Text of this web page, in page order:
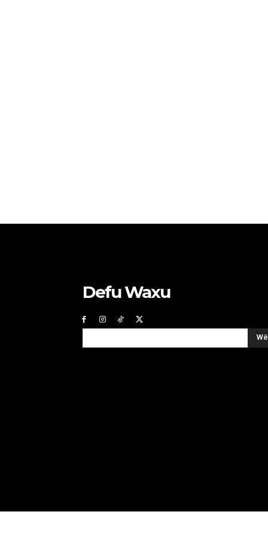
Defu Waxu